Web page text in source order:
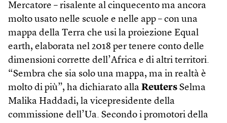
Mercatore – risalente al cinquecento ma ancora
molto usato nelle scuole e nelle app – con una
mappa della Terra che usi la proiezione Equal
earth, elaborata nel 2018 per tenere conto delle
dimensioni corrette dell’Africa e di altri territori.
“Sembra che sia solo una mappa, ma in realtà è
molto di più”, ha dichiarato alla Reuters Selma
Malika Haddadi, la vicepresidente della
commissione dell’Ua. Secondo i promotori della